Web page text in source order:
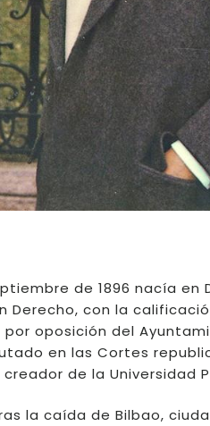
de 1896 nacía en
Derecho, con la
oposición del
en las Cortes
de la Universidad
la caída de Bilbao,